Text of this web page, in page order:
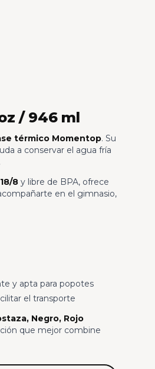
/ 946 ml
térmico Momentop. Su
a conservar el agua fría
8y libre de BPA, ofrece
en el gimnasio,
y apta para popotes
el transporte
Negro, Rojo
que mejor combine